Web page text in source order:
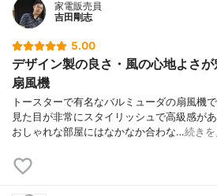
家電販売員
吉田剛志
5.00
デザイン製の良さ・風の心地よさ
扇風機
トースターで有名なバルミューダの扇風機
見た目が非常にスタイリッシュで高級感が
おしゃれな部屋にはなかなか合わな…続き